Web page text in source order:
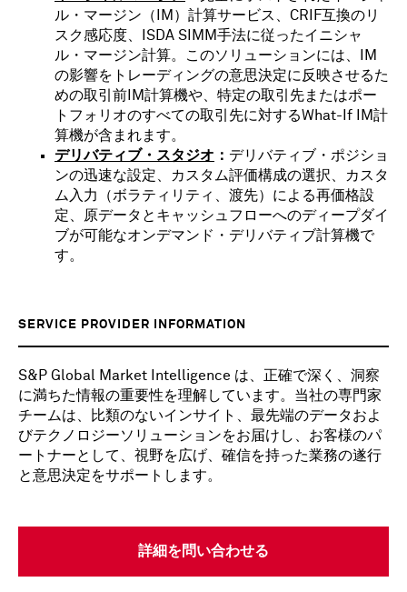
ル・マージン（IM）計算サービス、CRIF互換のリ
スク感応度、ISDA SIMM手法に従ったイニシャ
ル・マージン計算。このソリューションには、IM
の影響をトレーディングの意思決定に反映させるた
めの取引前IM計算機や、特定の取引先またはポー
トフォリオのすべての取引先に対するWhat-If IM計
算機が含まれます。
デリバティブ・スタジオ ： デリバティブ・ポジショ
ンの迅速な設定、カスタム評価構成の選択、カスタ
ム入力（ボラティリティ、渡先）による再価格設
定、原データとキャッシュフローへのディープダイ
ブが可能なオンデマンド・デリバティブ計算機で
す。
SERVICE PROVIDER INFORMATION
S&P Global Market Intelligence は、正確で深く、洞察
に満ちた情報の重要性を理解しています。当社の専門家
チームは、比類のないインサイト、最先端のデータおよ
びテクノロジーソリューションをお届けし、お客様のパ
ートナーとして、視野を広げ、確信を持った業務の遂行
と意思決定をサポートします。
詳細を問い合わせる